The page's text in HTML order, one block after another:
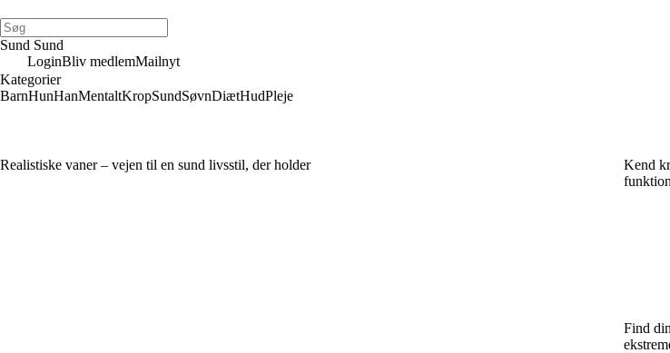
Sund Sund
LoginBliv medlemMailnyt
Kategorier
BarnHunHanMentaltKropSundSøvnDiætHudPleje
Realistiske vaner – vejen til en sund livsstil, der holder
Kend
Find